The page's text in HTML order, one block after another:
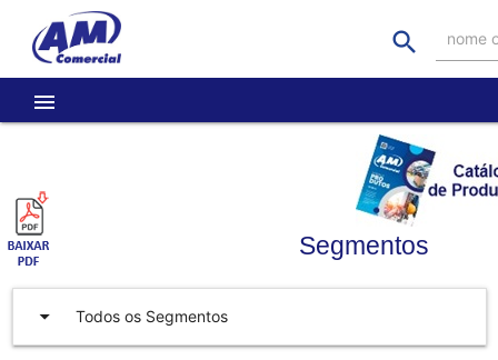
search nome
menu
Segmentos
arrow_drop_down Todos os Segmentos